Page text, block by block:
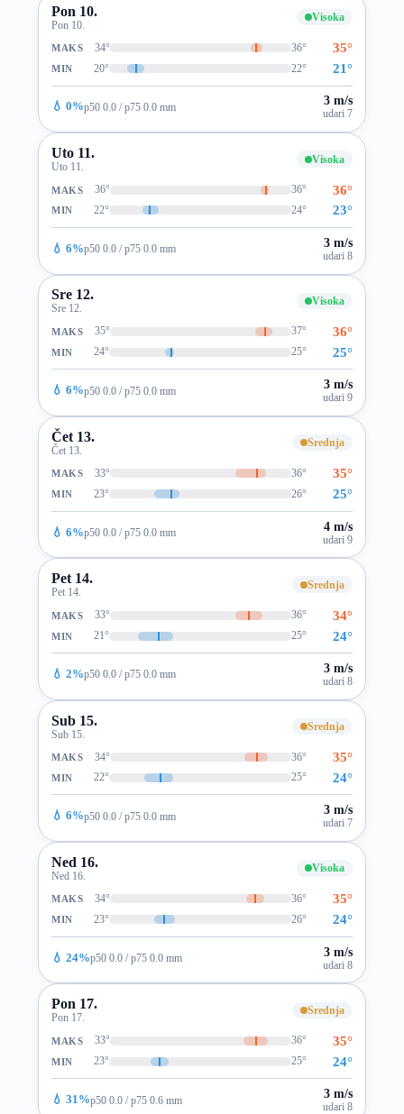
Pon 10.
Pon 10.
Visoka
MAKS 34° 36° 35°
MIN 20° 22° 21°
💧 0%p50 0.0 / p75 0.0 mm 3 m/s
udari 7
Uto 11.
Uto 11.
Visoka
MAKS 36° 36° 36°
MIN 22° 24° 23°
💧 6%p50 0.0 / p75 0.0 mm 3 m/s
udari 8
Sre 12.
Sre 12.
Visoka
MAKS 35° 37° 36°
MIN 24° 25° 25°
💧 6%p50 0.0 / p75 0.0 mm 3 m/s
udari 9
Čet 13.
Čet 13.
Srednja
MAKS 33° 36° 35°
MIN 23° 26° 25°
💧 6%p50 0.0 / p75 0.0 mm 4 m/s
udari 9
Pet 14.
Pet 14.
Srednja
MAKS 33° 36° 34°
MIN 21° 25° 24°
💧 2%p50 0.0 / p75 0.0 mm 3 m/s
udari 8
Sub 15.
Sub 15.
Srednja
MAKS 34° 36° 35°
MIN 22° 25° 24°
💧 6%p50 0.0 / p75 0.0 mm 3 m/s
udari 7
Ned 16.
Ned 16.
Visoka
MAKS 34° 36° 35°
MIN 23° 26° 24°
💧 24%p50 0.0 / p75 0.0 mm 3 m/s
udari 8
Pon 17.
Pon 17.
Srednja
MAKS 33° 36° 35°
MIN 23° 25° 24°
💧 31%p50 0.0 / p75 0.6 mm 3 m/s
udari 8